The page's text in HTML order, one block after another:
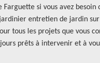
Farguette si vous avez
entretien de jardin sur
tous les projets que vous
prêts à intervenir et à